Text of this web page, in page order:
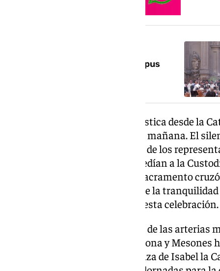
Así ha sido la procesión del Corpus
La salida de la Comitiva Eclesiástica desde la
momentos más esperados de la mañana. El
asistentes acompañó el avance de los
autoridades religiosas que precedían a la
jornada. Cuando el Santísimo Sacramento
aplausos rompieron brevemente la
popular que sigue despertando esta celebración.
El recorrido avanzó por algunas de las arterias
Granada. Desde Marqués de Gerona y Mesones
Católicos, Plaza del Carmen, Plaza de Isabel la